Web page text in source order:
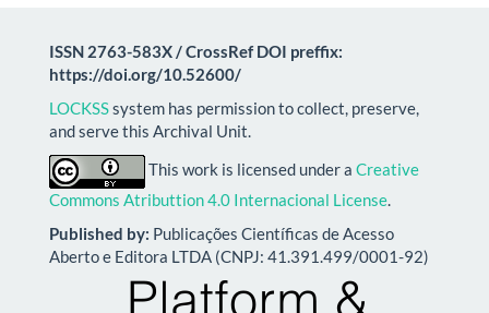
ISSN 2763-583X / CrossRef DOI preffix:
https://doi.org/10.52600/
LOCKSSsystem has permission to collect, preserve,
and serve this Archival Unit.
This work is licensed under a Creative
Commons Atributtion 4.0 Internacional License.
Published by: Publicações Científicas de Acesso
Aberto e Editora LTDA (CNPJ: 41.391.499/0001-92)